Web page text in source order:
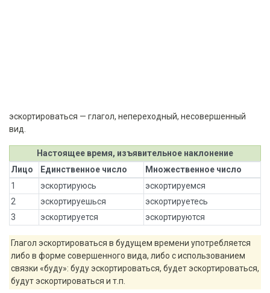
эскортироваться — глагол, непереходный, несовершенный
вид.
Настоящее время, изъявительное наклонение
Лицо
Единственное число
Множественное число
1
эскортируюсь
эскортируемся
2
эскортируешься
эскортируетесь
3
эскортируется эскортируются
Глагол эскортироваться в будущем времени употребляется
либо в форме совершенного вида, либо с использованием
связки «буду»: буду эскортироваться, будет эскортироваться,
будут эскортироваться и т.п.